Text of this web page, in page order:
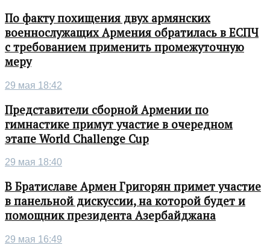
По факту похищения двух армянских
военнослужащих Армения обратилась в ЕСПЧ
с требованием применить промежуточную
меру
29 мая 18:42
Представители сборной Армении по
гимнастике примут участие в очередном
этапе World Challenge Cup
29 мая 18:40
В Братиславе Армен Григорян примет участие
в панельной дискуссии, на которой будет и
помощник президента Азербайджана
29 мая 16:49